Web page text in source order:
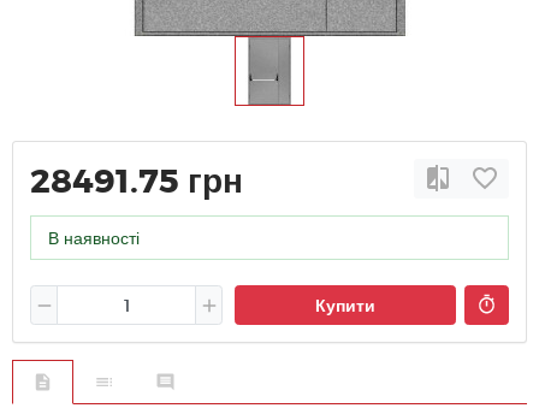
28491.75 грн
В наявності
Купити